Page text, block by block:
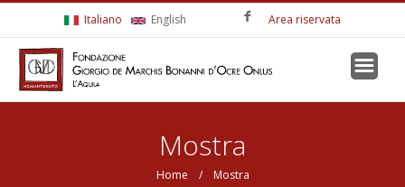
Italiano English Area riservata
Mostra
Home / Mostra